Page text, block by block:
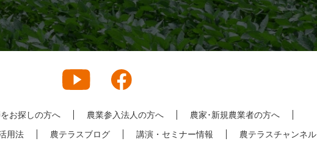
お探しの方へ 農業参入法人の方へ
農家･新規農業者の方へ
用法 農テラスブログ 講演・セミナー情報 農テラスチャンネル